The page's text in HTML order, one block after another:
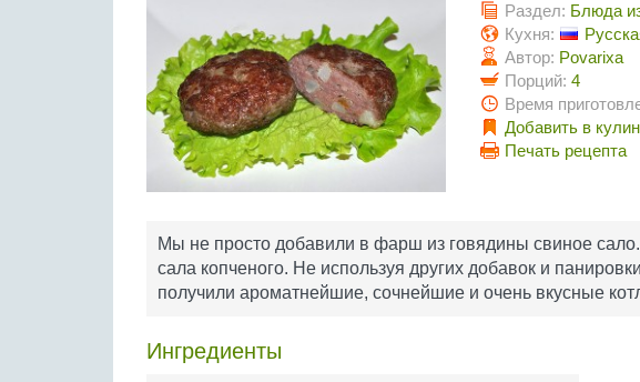
Раздел: Блюда
Кухня:
Автор: Povarixa
Порций: 4
Время
Добавить в
Печать рецепта
Мы не просто добавили в фарш из говядины свиное
сала копченого. Не используя других добавок и
получили ароматнейшие, сочнейшие и очень вкусные
Ингредиенты